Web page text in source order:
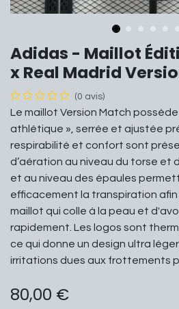
Adidas - Maillot
x Real Madrid
(0 avis)
Le maillot Version Match
athlétique », serrée et ajustée
respirabilité et confort sont
d’aération au niveau du torse et
et au niveau des épaules
efficacement la transpiration afin
maillot qui colle à la peau et
rapidement. Les logos sont
ce qui donne un design ultra
irritations dues aux frottements
80,00 €